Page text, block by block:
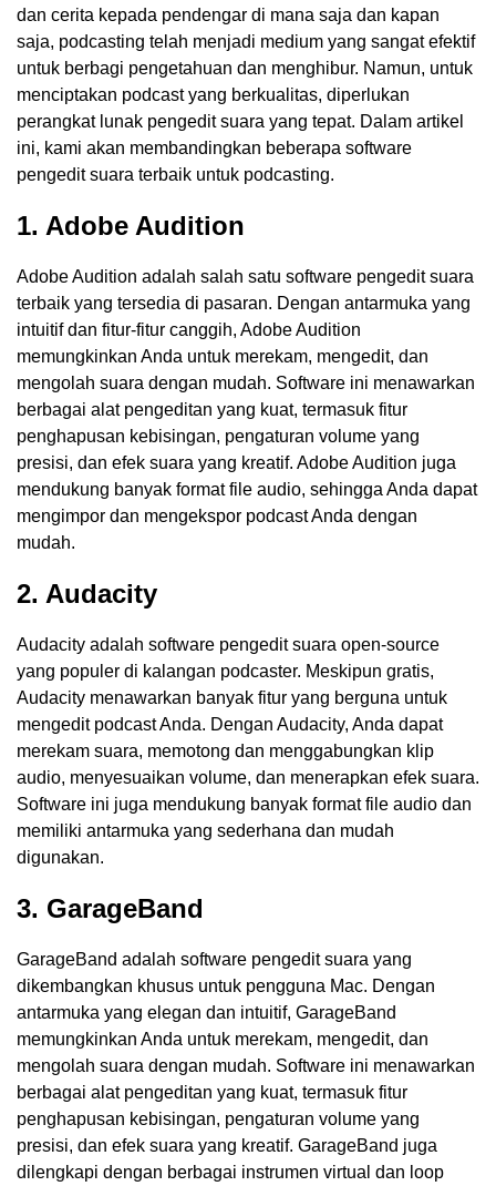
dan cerita kepada pendengar di mana saja dan kapan
saja, podcasting telah menjadi medium yang sangat efektif
untuk berbagi pengetahuan dan menghibur. Namun, untuk
menciptakan podcast yang berkualitas, diperlukan
perangkat lunak pengedit suara yang tepat. Dalam artikel
ini, kami akan membandingkan beberapa software
pengedit suara terbaik untuk podcasting.
1. Adobe Audition
Adobe Audition adalah salah satu software pengedit suara
terbaik yang tersedia di pasaran. Dengan antarmuka yang
intuitif dan fitur-fitur canggih, Adobe Audition
memungkinkan Anda untuk merekam, mengedit, dan
mengolah suara dengan mudah. Software ini menawarkan
berbagai alat pengeditan yang kuat, termasuk fitur
penghapusan kebisingan, pengaturan volume yang
presisi, dan efek suara yang kreatif. Adobe Audition juga
mendukung banyak format file audio, sehingga Anda dapat
mengimpor dan mengekspor podcast Anda dengan
mudah.
2. Audacity
Audacity adalah software pengedit suara open-source
yang populer di kalangan podcaster. Meskipun gratis,
Audacity menawarkan banyak fitur yang berguna untuk
mengedit podcast Anda. Dengan Audacity, Anda dapat
merekam suara, memotong dan menggabungkan klip
audio, menyesuaikan volume, dan menerapkan efek suara.
Software ini juga mendukung banyak format file audio dan
memiliki antarmuka yang sederhana dan mudah
digunakan.
3. GarageBand
GarageBand adalah software pengedit suara yang
dikembangkan khusus untuk pengguna Mac. Dengan
antarmuka yang elegan dan intuitif, GarageBand
memungkinkan Anda untuk merekam, mengedit, dan
mengolah suara dengan mudah. Software ini menawarkan
berbagai alat pengeditan yang kuat, termasuk fitur
penghapusan kebisingan, pengaturan volume yang
presisi, dan efek suara yang kreatif. GarageBand juga
dilengkapi dengan berbagai instrumen virtual dan loop